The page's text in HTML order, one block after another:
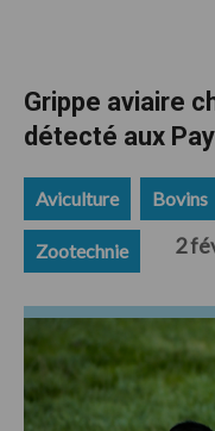
Grippe aviaire
détecté aux
Aviculture Bovins
Zootechnie 2